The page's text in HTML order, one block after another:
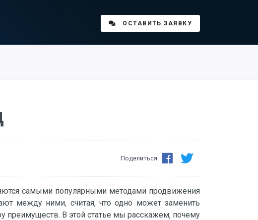
ОСТАВИТЬ ЗАЯВКУ
Поделиться:
самыми популярными методами продвижения
между ними, считая, что одно может заменить
преимуществ. В этой статье мы расскажем, почему